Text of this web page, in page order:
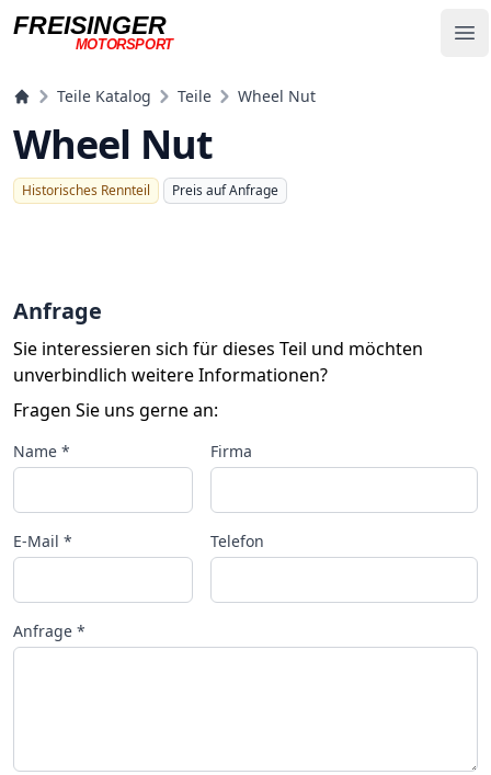
FREISINGER
MOTORSPORT
Teile Katalog Teile Wheel Nut
Wheel Nut
Historisches Rennteil Preis auf Anfrage
Anfrage
Sie interessieren sich für dieses Teil und möchten
unverbindlich weitere Informationen?
Fragen Sie uns gerne an:
Name * Firma
E-Mail * Telefon
Anfrage *